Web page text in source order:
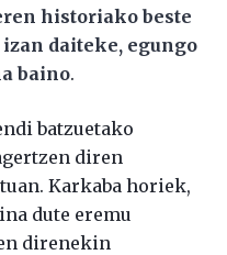
historiako beste
daiteke, egungo
baino.
batzuetako
diren
Karkaba horiek,
dute eremu
direnekin